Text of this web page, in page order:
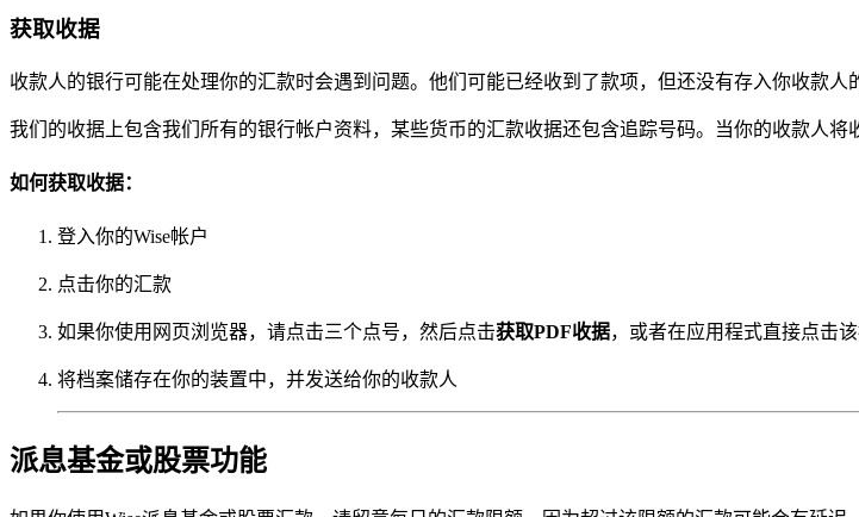
获取收据
收款人的银行可能在处理你的汇款时会遇到问题。他们可能已经收到了款项，但还没有存入你收款人
我们的收据上包含我们所有的银行帐户资料，某些货币的汇款收据还包含追踪号码。当你的收款人
如何获取收据：
登入你的Wise帐户
点击你的汇款
如果你使用网页浏览器，请点击三个点号，然后点击获取PDF收据，或者在应用程式直接点击
将档案储存在你的装置中，并发送给你的收款人
派息基金或股票功能